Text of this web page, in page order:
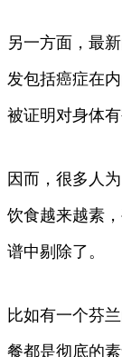
另一方面，最
发包括癌症在
被证明对身体有
因而，很多人
饮食越来越素
谱中剔除了。
比如有一个芬
餐都是彻底的